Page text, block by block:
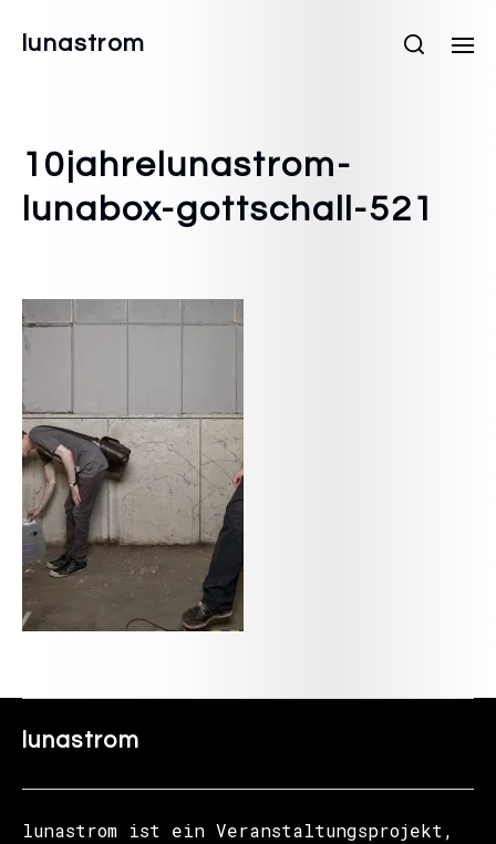
lunastrom
10jahrelunastrom-
lunabox-gottschall-521
lunastrom
lunastrom ist ein Veranstaltungsprojekt,